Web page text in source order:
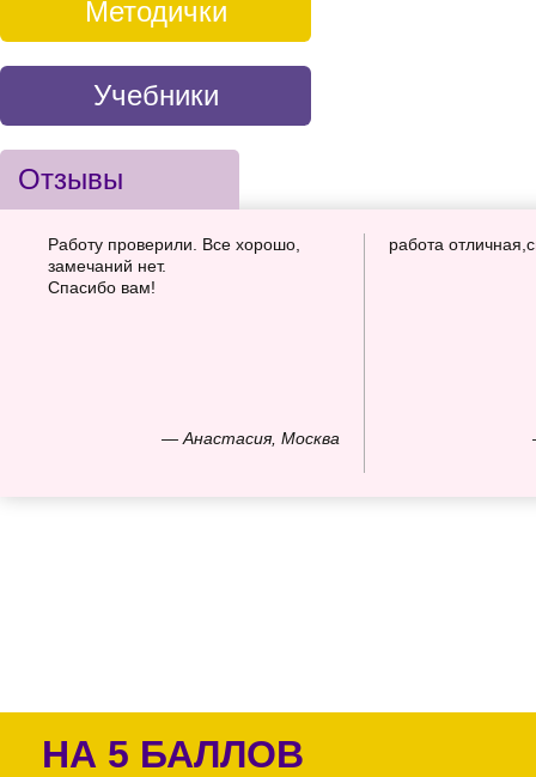
Методички
Учебники
Отзывы
— Анастасия, Москва
Работу проверили. Все хорошо,
замечаний нет.
Спасибо вам!
работа
НА 5 БАЛЛОВ